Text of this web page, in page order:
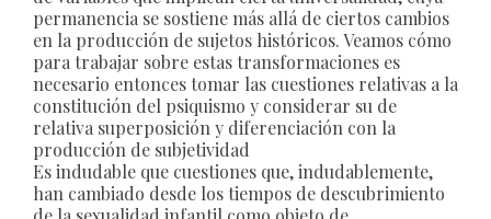
permanencia se sostiene más allá de ciertos cambios
en la producción de sujetos históricos. Veamos cómo
para trabajar sobre estas transformaciones es
necesario entonces tomar las cuestiones relativas a la
constitución del psiquismo y considerar su de
relativa superposición y diferenciación con la
producción de subjetividad
Es indudable que cuestiones que, indudablemente,
han cambiado desde los tiempos de descubrimiento